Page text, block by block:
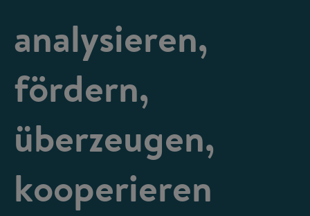
analysieren,
fördern,
überzeugen,
kooperieren